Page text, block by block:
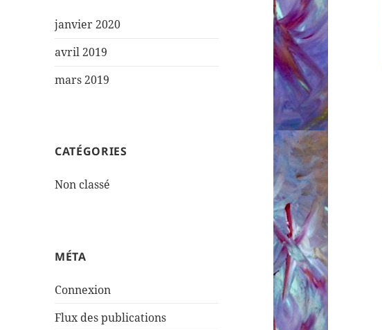
janvier 2020
avril 2019
mars 2019
CATÉGORIES
Non classé
MÉTA
Connexion
Flux des publications